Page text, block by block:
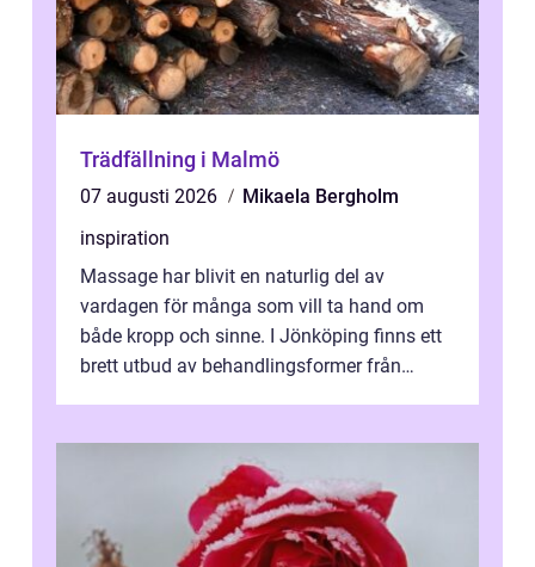
Trädfällning i Malmö
07 augusti 2026
Mikaela Bergholm
inspiration
Massage har blivit en naturlig del av
vardagen för många som vill ta hand om
både kropp och sinne. I Jönköping finns ett
brett utbud av behandlingsformer från